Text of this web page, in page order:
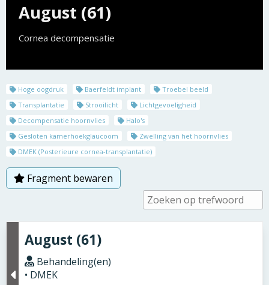
August (61)
Cornea decompensatie
Hoge oogdruk Baerfeldt implant
Troebel beeld
Transplantatie
Strooilicht
Lichtgevoeligheid
Decompensatie hoornvlies
Halo's
Gesloten kamerhoekglaucoom
Zwelling van het hoornvlies
DMEK (Posterieure cornea-transplantatie)
Fragment bewaren
August (61)
Behandeling(en)
• DMEK